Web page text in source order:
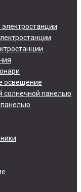
освещение
солнечной панелью
панелью